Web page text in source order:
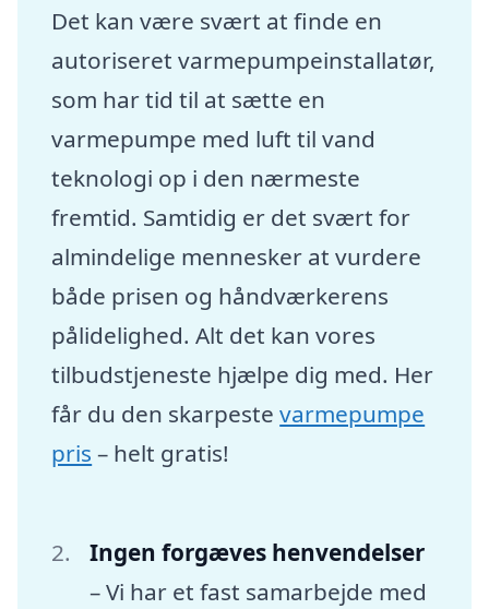
Det kan være svært at finde en
autoriseret varmepumpeinstallatør,
som har tid til at sætte en
varmepumpe med luft til vand
teknologi op i den nærmeste
fremtid. Samtidig er det svært for
almindelige mennesker at vurdere
både prisen og håndværkerens
pålidelighed. Alt det kan vores
tilbudstjeneste hjælpe dig med. Her
får du den skarpestevarmepumpe
pris – helt gratis!
Ingen forgæves henvendelser
– Vi har et fast samarbejde med